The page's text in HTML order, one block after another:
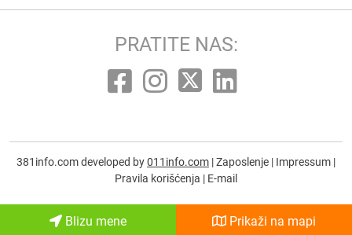
PRATITE NAS:
381info.com developed by011info.com |Zaposlenje | Impressum |
Pravila korišćenja | E-mail
Blizu mene Prikaži na mapi